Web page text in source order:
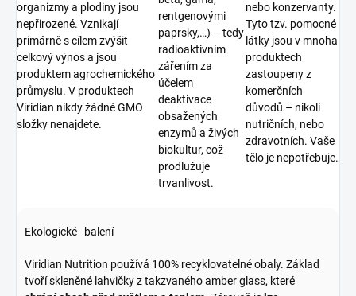
organizmy a plodiny jsou
nepřirozené. Vznikají
primárně s cílem zvýšit
celkový výnos a jsou
produktem agrochemického
průmyslu. V produktech
Viridian nikdy žádné GMO
složky nenajdete.
rentgenovými
paprsky,…) – tedy
radioaktivním
zářením za
účelem
deaktivace
obsažených
enzymů a živých
biokultur, což
prodlužuje
trvanlivost.
nebo konzervanty.
Tyto tzv. pomocné
látky jsou v mnoha
produktech
zastoupeny z
komerčních
důvodů – nikoli
nutričních, nebo
zdravotních. Vaše
tělo je nepotřebuje.
Ekologické balení
Viridian Nutrition používá 100% recyklovatelné obaly. Základ
tvoří skleněné lahvičky z takzvaného amber glass, které